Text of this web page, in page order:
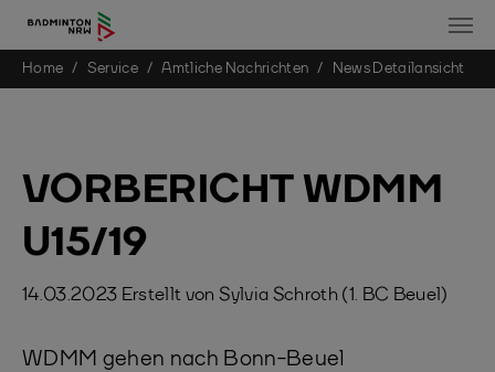
Skip to main content
You are here:
Home Service Amtliche Nachrichten News Detailansicht
VORBERICHT WDMM
U15/19
14.03.2023 Erstellt vonSylvia Schroth (1. BC Beuel)
WDMM gehen nach Bonn-Beuel